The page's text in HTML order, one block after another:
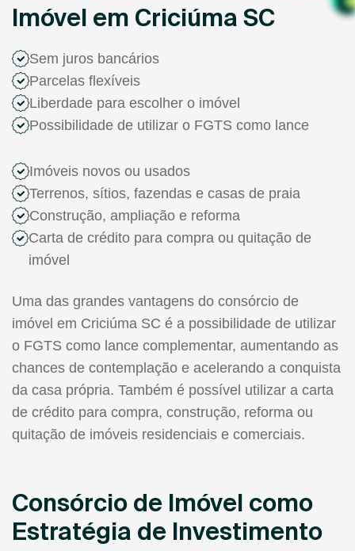
Imóvel em Criciúma SC
Sem juros bancários
Parcelas flexíveis
Liberdade para escolher o imóvel
Possibilidade de utilizar o FGTS como lance
Imóveis novos ou usados
Terrenos, sítios, fazendas e casas de praia
Construção, ampliação e reforma
Carta de crédito para compra ou quitação de
imóvel
Uma das grandes vantagens do consórcio de
imóvel em Criciúma SC é a possibilidade de utilizar
o FGTS como lance complementar, aumentando as
chances de contemplação e acelerando a conquista
da casa própria. Também é possível utilizar a carta
de crédito para compra, construção, reforma ou
quitação de imóveis residenciais e comerciais.
Consórcio de Imóvel como
Estratégia de Investimento